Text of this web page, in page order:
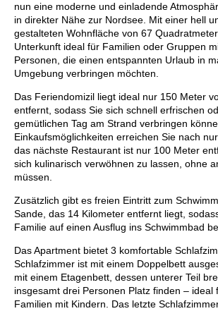
nun eine moderne und einladende
in direkter Nähe zur Nordsee. Mit einer hell
gestalteten Wohnfläche von 67
Unterkunft ideal für Familien oder Gruppen
Personen, die einen entspannten Urlaub in
Umgebung verbringen möchten.
Das Feriendomizil liegt ideal nur 150 Meter
entfernt, sodass Sie sich schnell erfrischen
gemütlichen Tag am Strand verbringen
Einkaufsmöglichkeiten erreichen Sie nach
das nächste Restaurant ist nur 100 Meter
sich kulinarisch verwöhnen zu lassen, ohne
müssen.
Zusätzlich gibt es freien Eintritt zum
Sande, das 14 Kilometer entfernt liegt,
Familie auf einen Ausflug ins Schwimmbad
Das Apartment bietet 3 komfortable
Schlafzimmer ist mit einem Doppelbett
mit einem Etagenbett, dessen unterer Teil
insgesamt drei Personen Platz finden – ideal
Familien mit Kindern. Das letzte